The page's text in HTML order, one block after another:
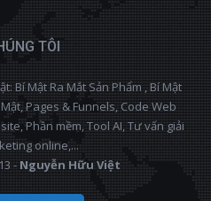
TÔI
Bí Mật Ra Mắt Sản Phẩm , Bí Mật
Pages & Funnels, Code Web
Phần mềm, Tool AI, Tư vấn giải
online,...
- Nguyễn Hữu Việt